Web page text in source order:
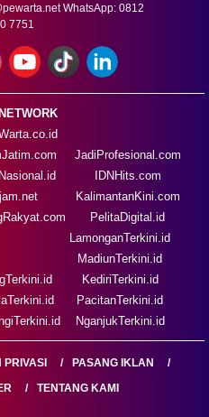
WhatsApp: 0812
7751
JadiProfesional.com
IDNHits.com
KalimantanKini.com
PelitaDigital.id
LamonganTerkini.id
MadiunTerkini.id
KediriTerkini.id
PacitanTerkini.id
NganjukTerkini.id
PASANG IKLAN
TENTANG KAMI